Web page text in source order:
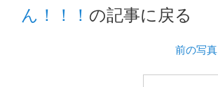
ん！！！ の記事に戻る
前の写真